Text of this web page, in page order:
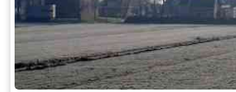
Read more
Tekst: © Foto: © Bauke Folkertsma